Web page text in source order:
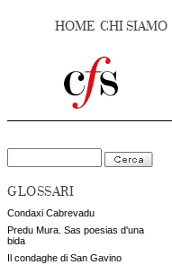
HOME CHI SIAMO
GLOSSARI
Condaxi Cabrevadu
Predu Mura. Sas poesias d'una
bida
Il condaghe di San Gavino